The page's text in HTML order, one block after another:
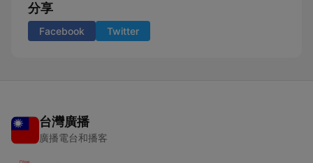
分享
Facebook Twitter
台灣廣播
廣播電台和播客